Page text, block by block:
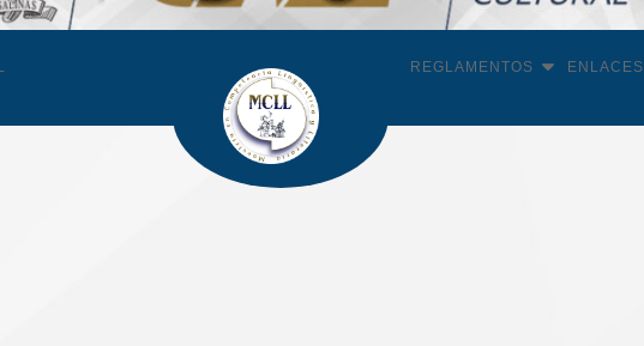
REGLAMENTOS ENLACES